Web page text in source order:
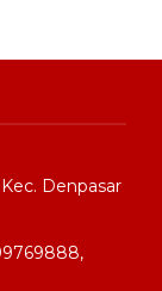
Denpasar